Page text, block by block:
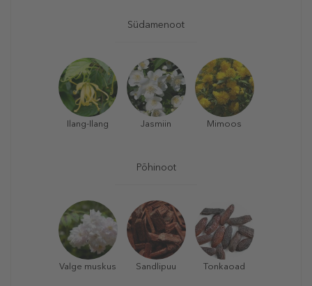
Südamenoot
Ilang-Ilang Jasmiin Mimoos
Põhinoot
Valge muskus Sandlipuu Tonkaoad